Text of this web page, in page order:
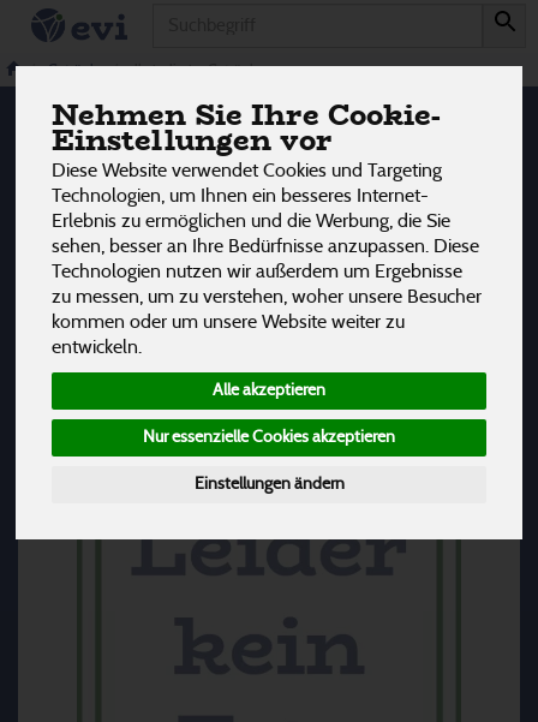
Nehmen Sie Ihre Cookie-
Einstellungen vor
Diese Website verwendet Cookies und Targeting
Technologien, um Ihnen ein besseres Internet-
Erlebnis zu ermöglichen und die Werbung, die Sie
sehen, besser an Ihre Bedürfnisse anzupassen. Diese
Technologien nutzen wir außerdem um Ergebnisse
zu messen, um zu verstehen, woher unsere Besucher
kommen oder um unsere Website weiter zu
entwickeln.
Alle akzeptieren
Nur essenzielle Cookies akzeptieren
Einstellungen ändern
Getränke alkoholische Getränke
alkoholische Getränke
1 von 3242
Wein
Hersteller Allergene